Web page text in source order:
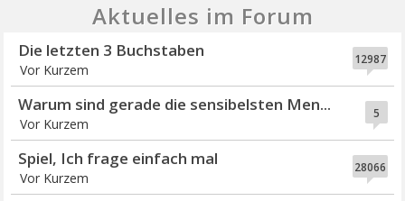
Aktuelles im Forum
12987
Die letzten 3 Buchstaben
Vor Kurzem
5
Warum sind gerade die sensibelsten Men...
Vor Kurzem
28066
Spiel, Ich frage einfach mal
Vor Kurzem